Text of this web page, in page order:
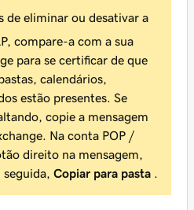
de eliminar ou desativar a
compare-a com a sua
para se certificar de que
calendários,
estão presentes. Se
copie a mensagem
Na conta POP /
direito na mensagem,
seguida, Copiar para pasta